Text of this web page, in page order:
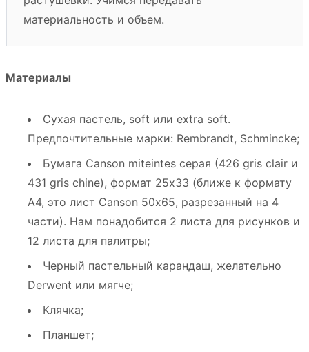
материальность и объем.
Материалы
Сухая пастель, soft или extra soft.
Предпочтительные марки: Rembrandt, Schmincke;
Бумага Canson mi­teintes серая (426 gris clair и
431 gris chine), формат 25х33 (ближе к формату
А4, это лист Canson 50х65, разрезанный на 4
части). Нам понадобится 2 листа для рисунков и
1­2 листа для палитры;
Черный пастельный карандаш, желательно
Derwent или мягче;
Клячка;
Планшет;